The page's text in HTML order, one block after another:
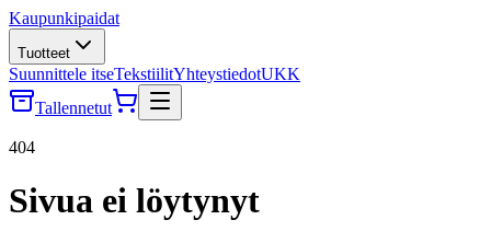
Kaupunkipaidat
Tuotteet
Suunnittele itseTekstiilitYhteystiedotUKK
Tallennetut
404
Sivua ei löytynyt